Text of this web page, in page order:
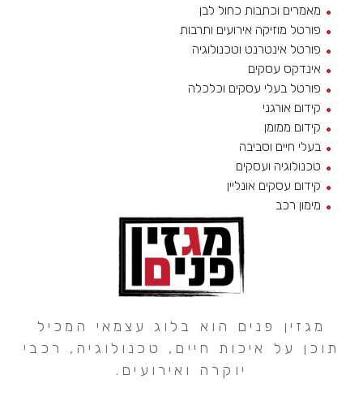
מאמרים וכתבות כחול לבן
פורטל מוזיקה אירועים ותרבות
פורטל אינטרנט וטכנולוגיה
אינדקס עסקים
פורטל בעלי עסקים וכלכלה
קידום אורגני
קידום ממומן
בעלי חיים וסביבה
טכנולוגיה ועסקים
קידום עסקים אונליין
מימון רכב
מגזין פנים הוא בלוג עצמאי המכיל
תוכן על איכות חיים, טכנולוגיה, רכבי
יוקרה ואירועים.